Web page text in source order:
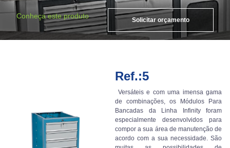
Conheça este produto Solicitar orçamento
Ref.:5
Versáteis e com uma imensa gama
de combinações, os Módulos Para
Bancadas da Linha Infinity foram
especialmente desenvolvidos para
compor a sua área de manutenção de
acordo com a sua necessidade. São